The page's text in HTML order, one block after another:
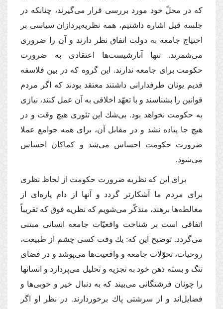
كه در محلّ خود مورد بررسى قرار مى‌گیرند، چنانكه در
جلسه قبل اشاره داشتیم، همه نظریه‌پردازان سیاسى بر
احتیاج جامعه به دولت اتفاق نظر دارند و آن را ضرورى
مى‌شمرند. تنها آنارشیست‌ها اعتقادى به ضرورت
حكومت براى جامعه ندارند. این گروه كه در بین فلاسفه
قدیم یونان طرفدارانى داشتند معتقد بودند كه اگر مردم
قوانین را بشناسند و با تعهّد اخلاقى به آن عمل كنند، نیازى
به حكومت نخواهد بود. بى‌شك این تئورى هیچ وقت و در
هیچ جا پیاده نشد و در مقابل آن، براى همه جوامع عملا
ضرورت حكومت احساس مى‌شد و كماكان احساس
مى‌شود.
براى این كه نظریه ضرورت حكومت از لحاظ نظرى
براى مردم ما آشكارتر گردد و آنها از دام پاره‌اى از
مغالطه‌ها برهند، متذكّر مى‌شویم كه نظریه فوق كه تقریباً
اتفاقى است بر شناخت واقعیّات جامعه انسانى مبتنى
مى‌گردد. توضیح این كه: یك وقت كسى چشم از طبیعت،
روحیات، تحوّلات جامعه و واقعیت‌ها مى‌پوشد و در فضاى
تنگ و بسته ذهن خود به تجزیه و تحلیل مى‌پردازد و انسانها
را چونان فرشتگانى مى‌بیند كه به دنبال خیر و خوبى‌ها و
فضایل‌اند و از سرشتى پاك برخوردارند. در نظر او اگر